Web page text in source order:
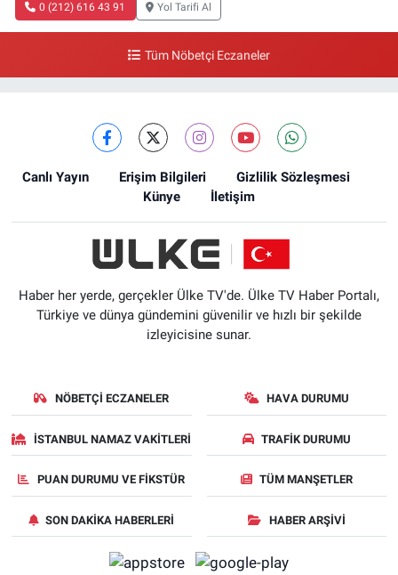
0 (212) 616 43 91 Yol Tarifi Al
Tüm Nöbetçi Eczaneler
Canlı Yayın Erişim Bilgileri
Gizlilik Sözleşmesi
Künye
İletişim
Haber her yerde, gerçekler Ülke TV'de. Ülke TV Haber Portalı,
Türkiye ve dünya gündemini güvenilir ve hızlı bir şekilde
izleyicisine sunar.
NÖBETÇI ECZANELER HAVA DURUMU
İSTANBUL NAMAZ VAKITLERI TRAFIK DURUMU
PUAN DURUMU VE FIKSTÜR TÜM MANŞETLER
SON DAKIKA HABERLERI HABER ARŞIVI